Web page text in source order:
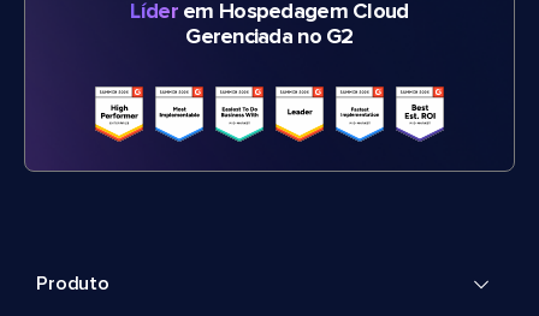
Líderem Hospedagem Cloud
Gerenciada no G2
Produto